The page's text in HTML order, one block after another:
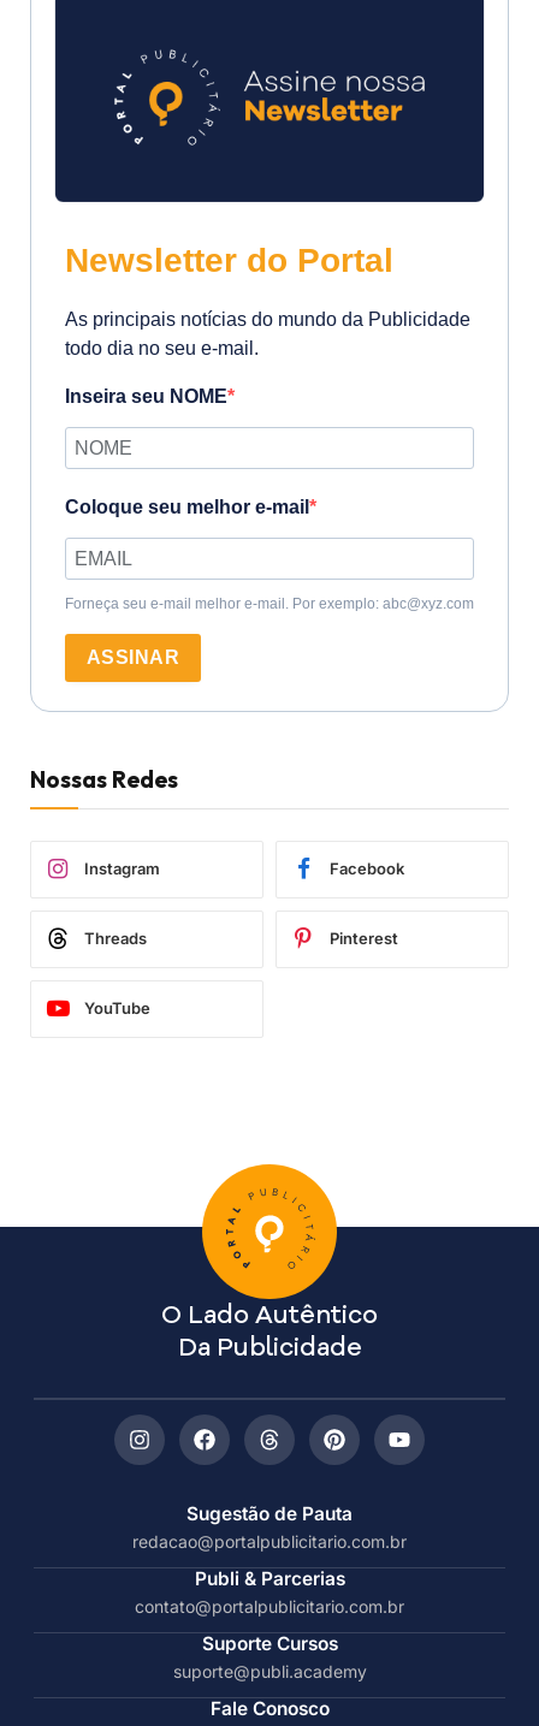
Newsletter do Portal
As principais notícias do mundo da Publicidade
todo dia no seu e-mail.
Inseira seu NOME
Coloque seu melhor e-mail
Forneça seu e-mail melhor e-mail. Por exemplo: abc@xyz.com
ASSINAR
Nossas Redes
Instagram Facebook
Threads Pinterest
YouTube
Sugestão de Pauta
redacao@portalpublicitario.com.br
Publi & Parcerias
contato@portalpublicitario.com.br
O Lado Autêntico
Da Publicidade
Suporte Cursos
suporte@publi.academy
Fale Conosco